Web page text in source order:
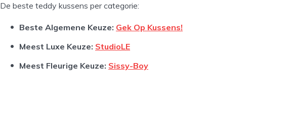
De beste teddy kussens per categorie:
Beste Algemene Keuze: Gek Op Kussens!
Meest Luxe Keuze: StudioLE
Meest Fleurige Keuze: Sissy-Boy